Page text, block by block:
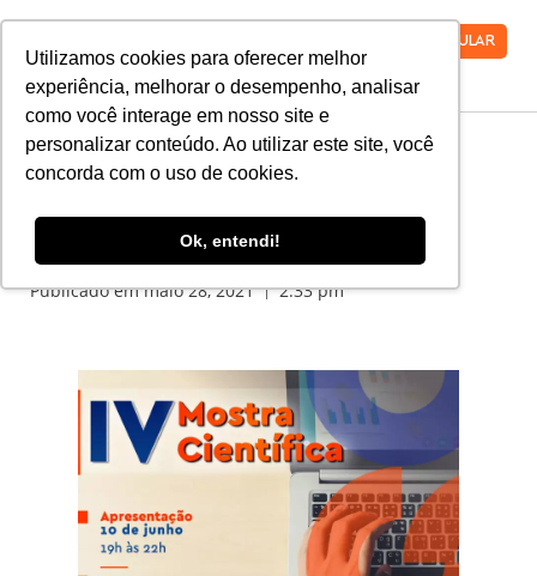
Utilizamos cookies para oferecer melhor
experiência, melhorar o desempenho, analisar
como você interage em nosso site e
personalizar conteúdo. Ao utilizar este site, você
concorda com o uso de cookies.
Ok, entendi!
VESTIBULAR
IV Mostra Científica:
Inscrições Abertas
Publicado emmaio 28, 2021 2:33 pm